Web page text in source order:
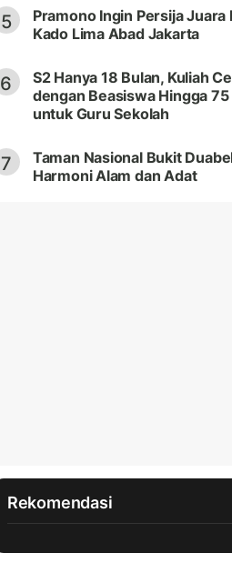
5
Pramono Ingin Persija Juara
Kado Lima Abad Jakarta
6
S2 Hanya 18 Bulan, Kuliah
dengan Beasiswa Hingga
untuk Guru Sekolah
7
Taman Nasional Bukit
Harmoni Alam dan Adat
Rekomendasi